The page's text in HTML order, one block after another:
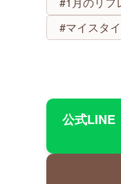
#マイスタ
公式LINE